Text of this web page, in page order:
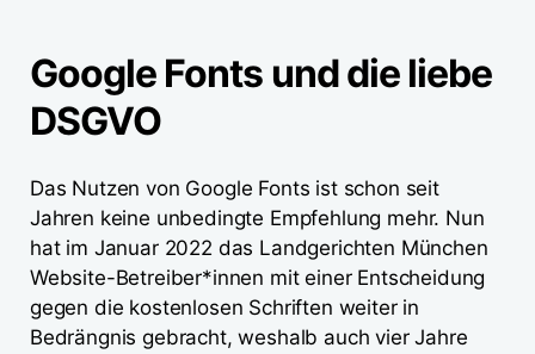
Google Fonts und die liebe
DSGVO
Das Nutzen von Google Fonts ist schon seit
Jahren keine unbedingte Empfehlung mehr. Nun
hat im Januar 2022 das Landgerichten München
Website-Betreiber*innen mit einer Entscheidung
gegen die kostenlosen Schriften weiter in
Bedrängnis gebracht, weshalb auch vier Jahre